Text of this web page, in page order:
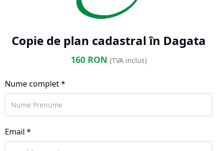
Copie de plan cadastral în Dagata
160RON (TVA inclus)
Nume complet *
Email *